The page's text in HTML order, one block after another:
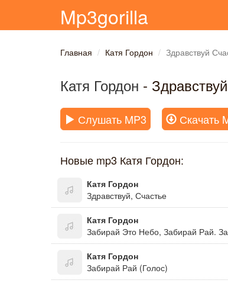
Mp3gorilla
Главная Катя Гордон Здравствуй
Катя Гордон -
Слушать MP3 Скачать
Новые mp3 Катя Гордон:
Катя Гордон
Здравствуй, Счастье
Катя Гордон
Катя Гордон
Забирай Рай (Голос)